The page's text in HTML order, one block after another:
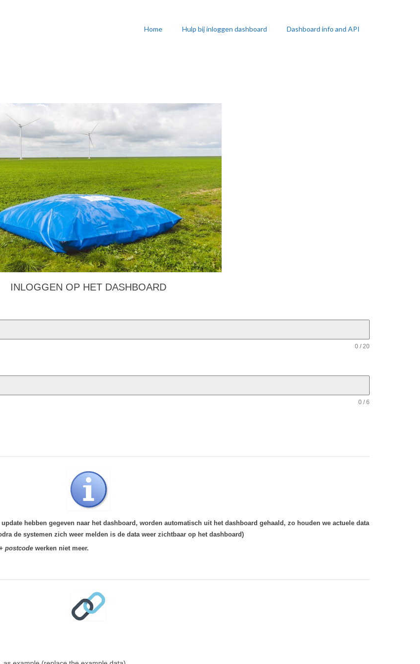
Home Hulp bij inloggen dashboard Dashboard info and API
INLOGGEN OP HET DASHBOARD
0 / 20
0 / 6
hebben gegeven naar het dashboard, worden automatisch uit het dashboard gehaald, zo houden we actuele data
de systemen zich weer melden is de data weer zichtbaar op het dashboard)
postcode werken niet meer.